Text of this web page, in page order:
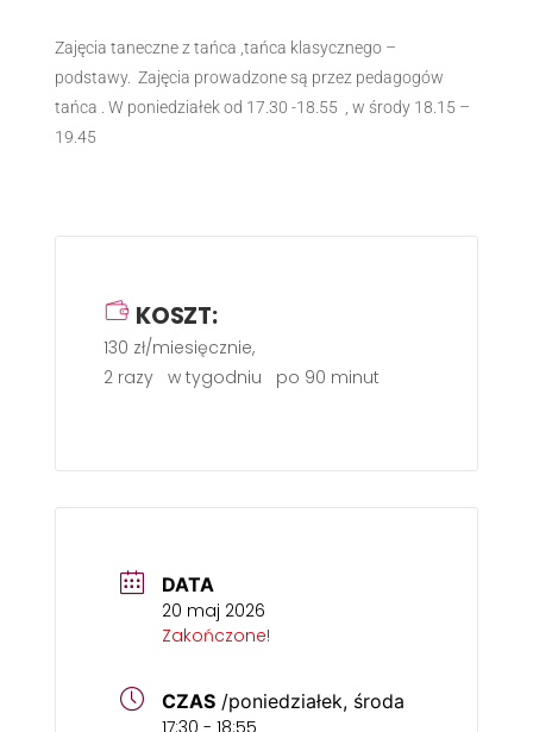
Zajęcia taneczne z tańca ,tańca klasycznego –
podstawy. Zajęcia prowadzone są przez pedagogów
tańca . W poniedziałek od 17.30 -18.55 , w środy 18.15 –
19.45
KOSZT:
130 zł/miesięcznie,
2 razy w tygodniu po 90 minut
DATA
20 maj 2026
Zakończone!
CZAS /poniedziałek, środa
17:30 - 18:55